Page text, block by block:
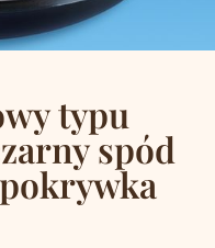
typu
spód